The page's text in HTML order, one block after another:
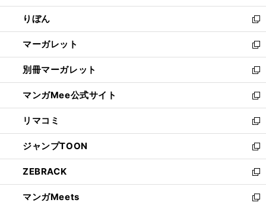
開
く
ウ
で
開
く
ン
ド
ウ
で
開
く
ウ
ィ
ン
ド
ウ
で
開
く
りぼん
新
し
い
ウ
ィ
ン
ド
ウ
で
開
く
マーガレット
新
し
い
ウ
ィ
ン
ド
ウ
で
開
く
別冊マーガレット
新
し
い
ウ
ィ
ン
ド
ウ
で
開
く
マンガMee公式サイト
新
し
い
ウ
ィ
ン
ド
ウ
で
リマコミ
新
し
い
ウ
ィ
ン
ド
ジャンプTOON
新
し
い
ウ
ィ
ZEBRACK
新
し
い
マンガMeets 新